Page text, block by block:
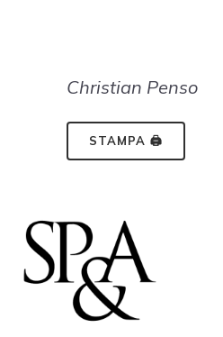
Christian Penso
STAMPA 🖨